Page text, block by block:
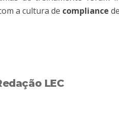
a cultura de compliance
LEC